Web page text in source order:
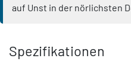
auf Unst in der nörlichsten
Spezifikationen